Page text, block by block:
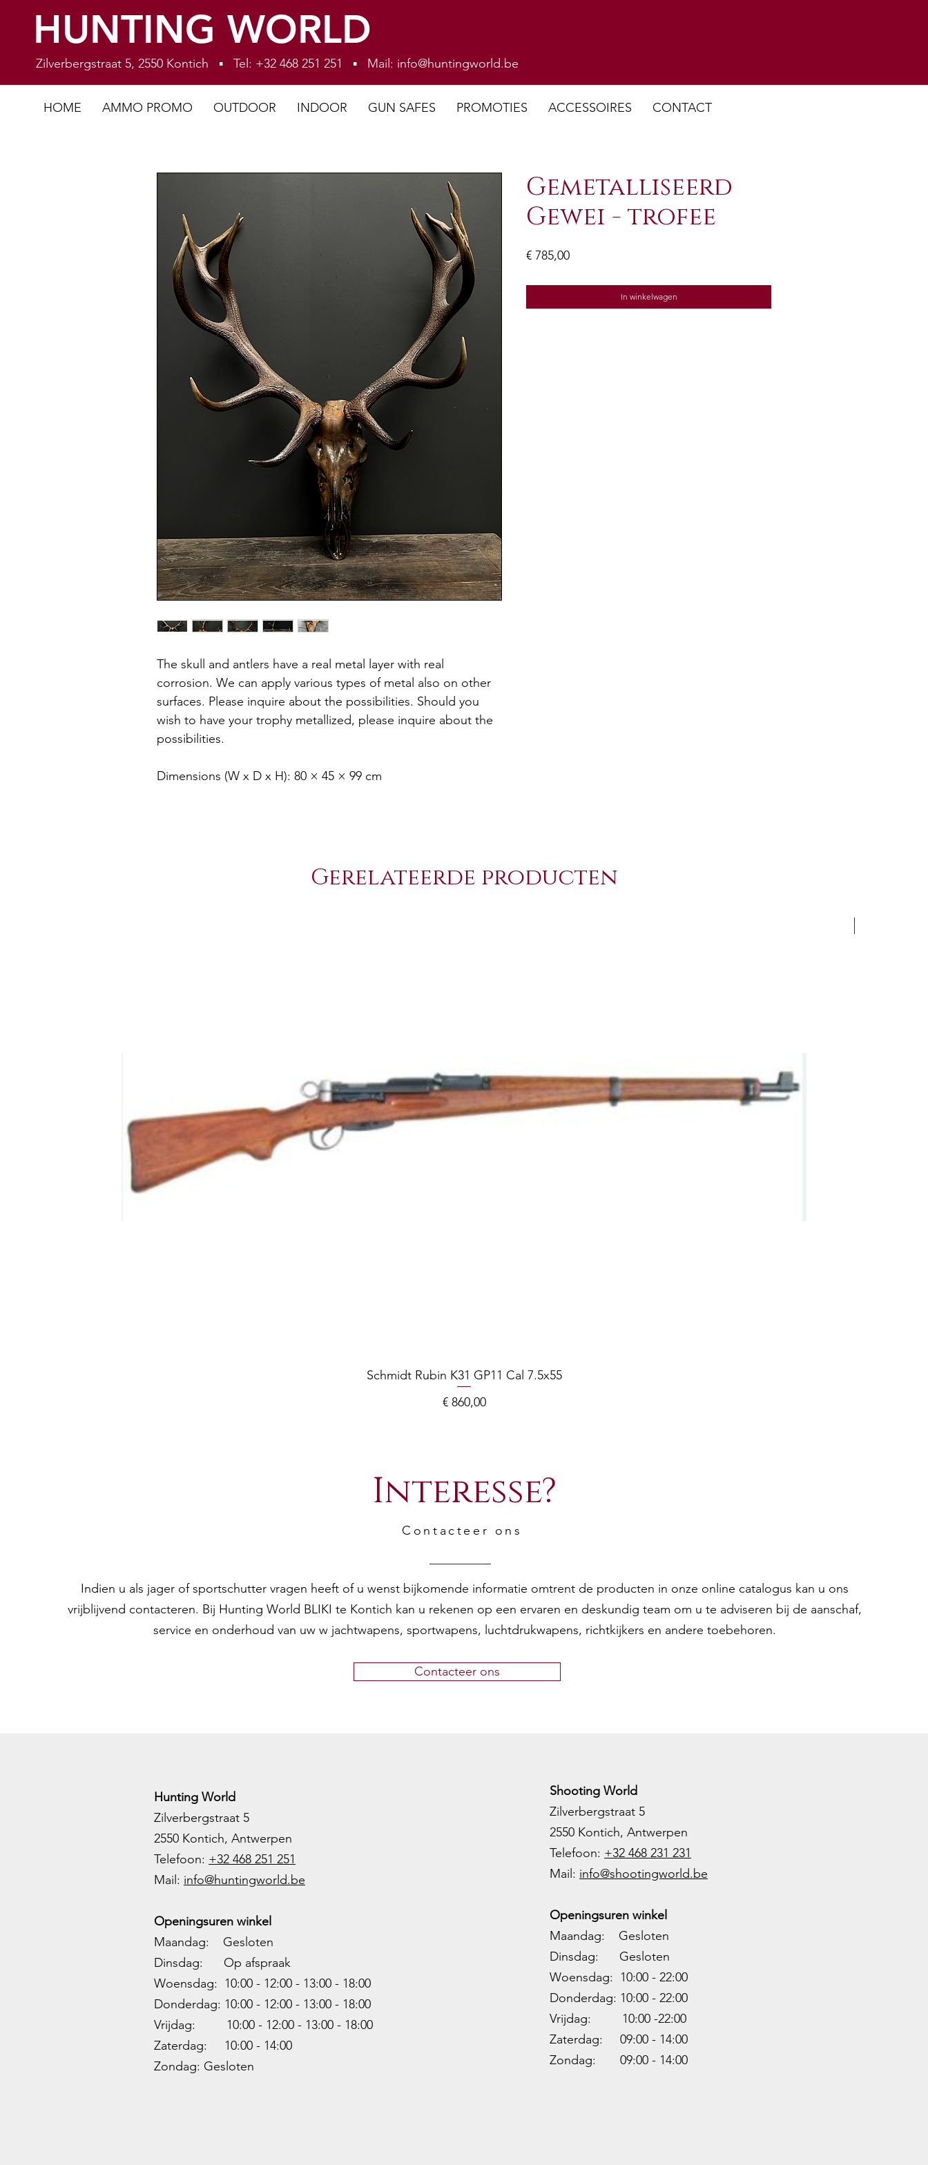
Zilverbergstraat 5, 2550 Kontich ▪ Tel: +32 468 251 251 ▪ Mail: info@huntingworld.be
HUNTING WORLD
HOME AMMO PROMO OUTDOOR INDOOR GUN SAFES PROMOTIES ACCESSOIRES CONTACT
The skull and antlers have a real metal layer with real
corrosion. We can apply various types of metal also on other
surfaces. Please inquire about the possibilities. Should you
wish to have your trophy metallized, please inquire about the
possibilities.
Dimensions (W x D x H): 80 × 45 × 99 cm
Gemetalliseerd
Gewei - trofee
€ 785,00Prijs
In winkelwagen
Gerelateerde producten
Schmidt Rubin K31 GP11 Cal 7.5x55
Prijs
€ 860,00
Interesse?
Contacteer ons
Indien u als jager of sportschutter vragen heeft of u wenst bijkomende informatie omtrent de producten in onze online catalogus kan u ons
vrijblijvend contacteren. Bij Hunting World BLIKI te Kontich kan u rekenen op een ervaren en deskundig team om u te adviseren bij de aanschaf,
service en onderhoud van uw w jachtwapens, sportwapens, luchtdrukwapens, richtkijkers en andere toebehoren.
Contacteer ons
Hunting World
Zilverbergstraat 5
2550 Kontich, Antwerpen
Telefoon: +32 468 251 251
Mail: info@huntingworld.be
Openingsuren winkel
Maandag: Gesloten
Dinsdag: Op afspraak
Woensdag: 10:00 - 12:00 - 13:00 - 18:00
Donderdag: 10:00 - 12:00 - 13:00 - 18:00
Vrijdag: 10:00 - 12:00 - 13:00 - 18:00
Zaterdag: 10:00 - 14:00
Zondag: Gesloten
Shooting World
Zilverbergstraat 5
2550 Kontich, Antwerpen
Telefoon: +32 468 231 231
Mail: info@shootingworld.be
Openingsuren winkel
Maandag: Gesloten
Dinsdag: Gesloten
Woensdag: 10:00 - 22:00
Donderdag: 10:00 - 22:00
Vrijdag: 10:00 -22:00
Zaterdag: 09:00 - 14:00
Zondag: 09:00 - 14:00